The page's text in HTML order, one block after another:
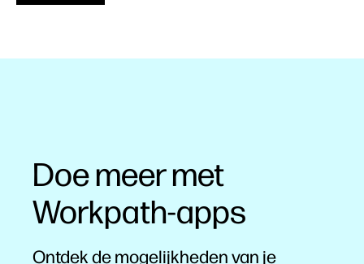
Doe meer met
Workpath-apps
Ontdek de mogelijkheden van je